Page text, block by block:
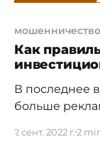
мошенничество
Как
В последнее
больше
выдавая
2 сент. 2022 г.2